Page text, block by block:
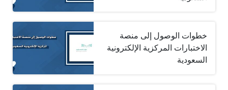
خطوات الوصول إلى منصة
الاختبارات المركزية الإلكترونية
السعودية